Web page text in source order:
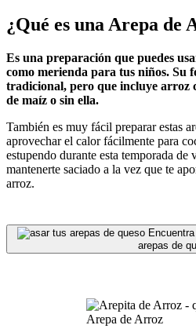
¿Qué es una Arepa de
Es una preparación que puedes
como merienda para tus niños. Su
tradicional, pero que incluye arroz
de maíz o sin ella.
También es muy fácil preparar estas
aprovechar el calor fácilmente para
estupendo durante esta temporada de
mantenerte saciado a la vez que te
arroz.
arepas de
Arepa de Arroz